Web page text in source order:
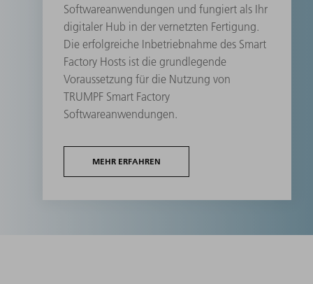
Softwareanwendungen und fungiert als Ihr
digitaler Hub in der vernetzten Fertigung.
Die erfolgreiche Inbetriebnahme des Smart
Factory Hosts ist die grundlegende
Voraussetzung für die Nutzung von
TRUMPF Smart Factory
Softwareanwendungen.
MEHR ERFAHREN